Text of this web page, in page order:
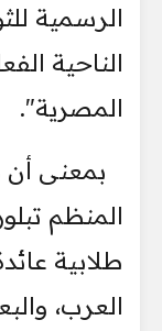
الرسمية
الناحية
المصرية".
بمعنى أن
المنظم
طلابية
العرب،